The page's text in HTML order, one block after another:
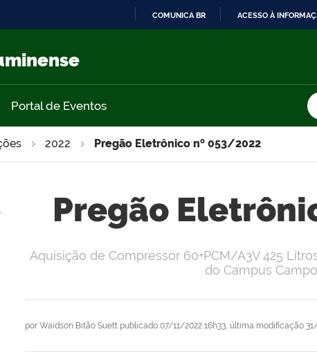
COMUNICA BR ACESSO À
Portal de Eventos
2022 Pregão Eletrônico nº 053/2022
Pregão
por Waidson Bitão Suett publicado 07/11/2022 16h33, última modificação
Aquisição de Compressor 60+PCM/A3V 425
do Campus